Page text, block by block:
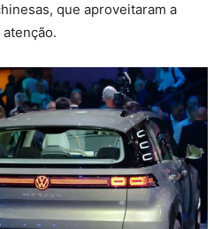
que aproveitaram a